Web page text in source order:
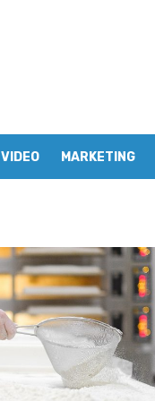
VIDEO MARKETING